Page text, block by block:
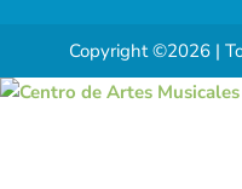
Copyright ©2026 |